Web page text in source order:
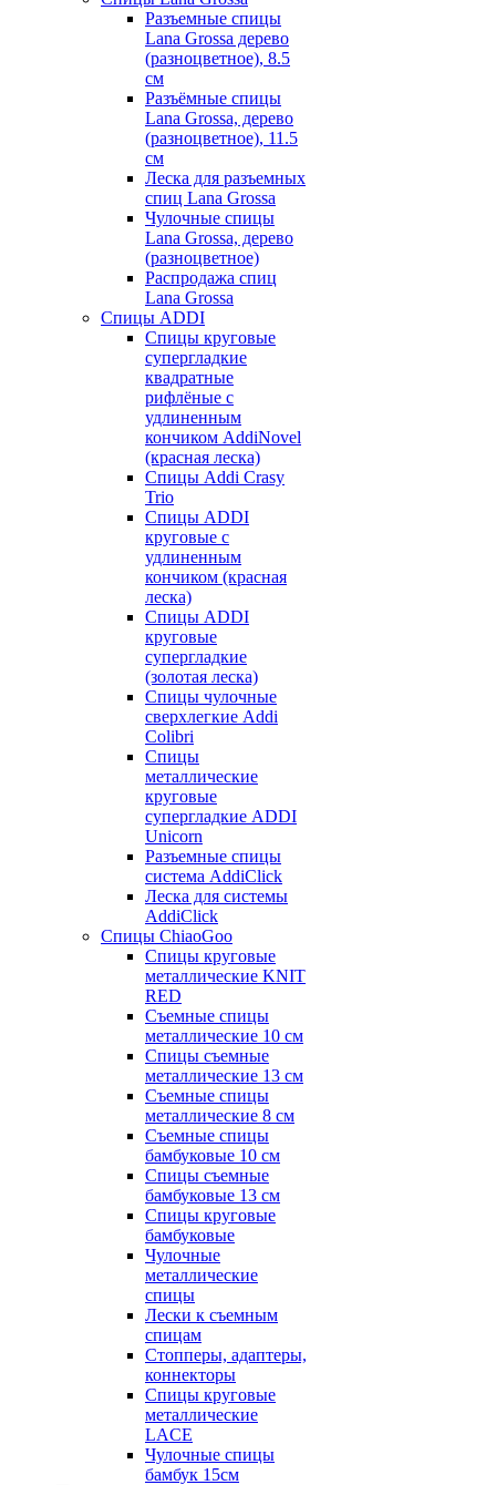
Разъемные спицы
Lana Grossa дерево
(разноцветное), 8.5
см
Разъёмные спицы
Lana Grossa, дерево
(разноцветное), 11.5
см
Леска для разъемных
спиц Lana Grossa
Чулочные спицы
Lana Grossa, дерево
(разноцветное)
Распродажа спиц
Lana Grossa
Спицы ADDI
Спицы круговые
супергладкие
квадратные
рифлёные с
удлиненным
кончиком AddiNovel
(красная леска)
Спицы Addi Crasy
Trio
Спицы ADDI
круговые с
удлиненным
кончиком (красная
леска)
Спицы ADDI
круговые
супергладкие
(золотая леска)
Спицы чулочные
сверхлегкие Addi
Colibri
Спицы
металлические
круговые
супергладкие ADDI
Unicorn
Разъемные спицы
система AddiClick
Леска для системы
AddiClick
Спицы ChiaoGoo
Спицы круговые
металлические KNIT
RED
Съемные спицы
металлические 10 см
Спицы съемные
металлические 13 см
Съемные спицы
металлические 8 см
Съемные спицы
бамбуковые 10 см
Спицы съемные
бамбуковые 13 см
Спицы круговые
бамбуковые
Чулочные
металлические
спицы
Лески к съемным
спицам
Стопперы, адаптеры,
коннекторы
Спицы круговые
металлические
LACE
Чулочные спицы
бамбук 15см